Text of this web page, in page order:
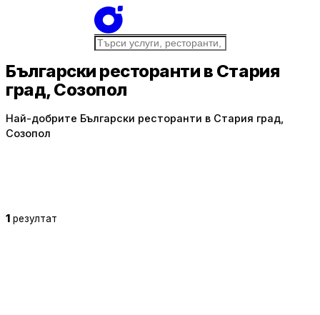
Български ресторанти в Стария
град, Созопол
Най-добрите Български ресторанти в Стария град,
Созопол
1 резултат